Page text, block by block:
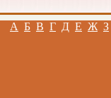
А Б В Г Д Е Ж З